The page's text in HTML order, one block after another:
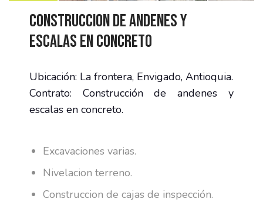
Construccion de andenes y
escalas en concreto
Ubicación: La frontera, Envigado, Antioquia.
Contrato: Construcción de andenes y
escalas en concreto.
Excavaciones varias.
Nivelacion terreno.
Construccion de cajas de inspección.